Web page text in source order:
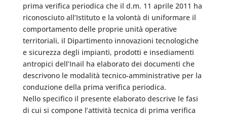
prima verifica periodica che il d.m. 11 aprile 2011 ha
riconosciuto all’Istituto e la volontà di uniformare il
comportamento delle proprie unità operative
territoriali, il Dipartimento innovazioni tecnologiche
e sicurezza degli impianti, prodotti e insediamenti
antropici dell’Inail ha elaborato dei documenti che
descrivono le modalità tecnico-amministrative per la
conduzione della prima verifica periodica.
Nello specifico il presente elaborato descrive le fasi
di cui si compone l’attività tecnica di prima verifica